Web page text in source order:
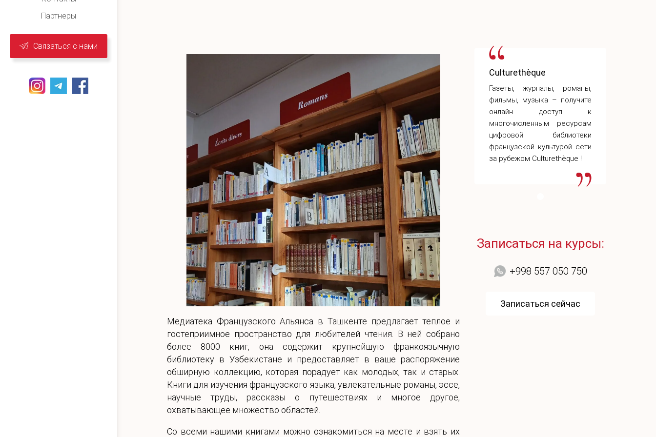
Партнеры
Связаться с нами
Медиатека Французского Альянса в Ташкенте предлагает теплое и
гостеприимное пространство для любителей чтения. В ней собрано
более 8000 книг, она содержит крупнейшую франкоязычную
библиотеку в Узбекистане и предоставляет в ваше распоряжение
обширную коллекцию, которая порадует как молодых, так и старых.
Книги для изучения французского языка, увлекательные романы, эссе,
научные труды, рассказы о путешествиях и многое другое,
охватывающее множество областей.
Со всеми нашими книгами можно ознакомиться на месте и взять их
Culturethèque
Газеты, журналы, романы,
фильмы, музыка – получите
онлайн доступ к
многочисленным ресурсам
цифровой библиотеки
французской культурой сети
за рубежом Culturethèque !
Culturethèque
Газеты, журналы, романы,
фильмы, музыка – получите
онлайн доступ к
многочисленным ресурсам
цифровой библиотеки
французской культурой сети
за рубежом Culturethèque !
Culturethèque
Газеты, журналы, романы,
фильмы, музыка – получите
онлайн доступ к
многочисленным ресурсам
цифровой библиотеки
французской культурой сети
за рубежом Culturethèque !
Записаться на курсы:
+998 557 050 750
Записаться сейчас